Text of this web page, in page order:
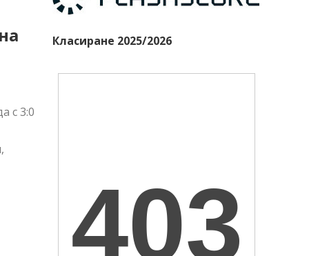
с 3:0
Класиране 2025/2026